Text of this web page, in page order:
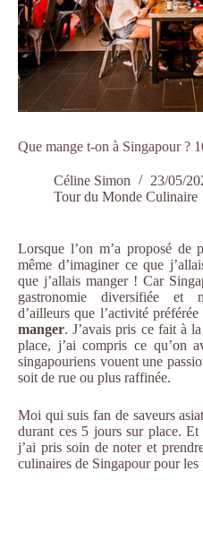
Que mange t-on à Singapour ?
Céline Simon
23/05/
Tour du Monde Culinaire
Lorsque l’on m’a proposé de
même d’imaginer ce que
que j’allais manger ! Car
gastronomie diversifiée et
d’ailleurs que l’activité
manger. J’avais pris ce fait à
place, j’ai compris ce qu’on
singapouriens vouent une
soit de rue ou plus raffinée.
Moi qui suis fan de saveurs
durant ces 5 jours sur place.
j’ai pris soin de noter et
culinaires de Singapour pour les